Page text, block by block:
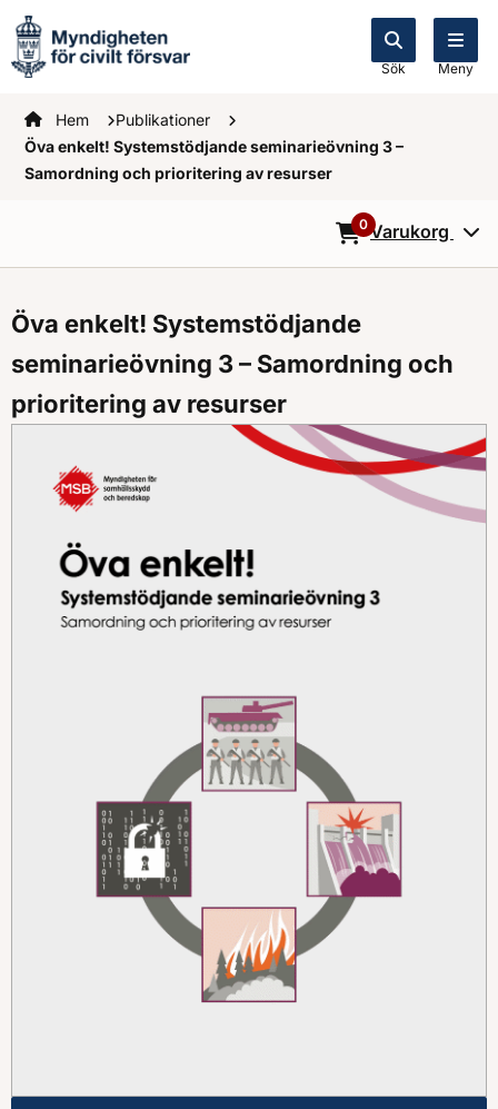
Sök Meny
Startsidan
Hem
Publikationer
Öva enkelt! Systemstödjande seminarieövning 3 –
Samordning och prioritering av resurser
0Varukorg
Öva enkelt! Systemstödjande
seminarieövning 3 – Samordning och
prioritering av resurser